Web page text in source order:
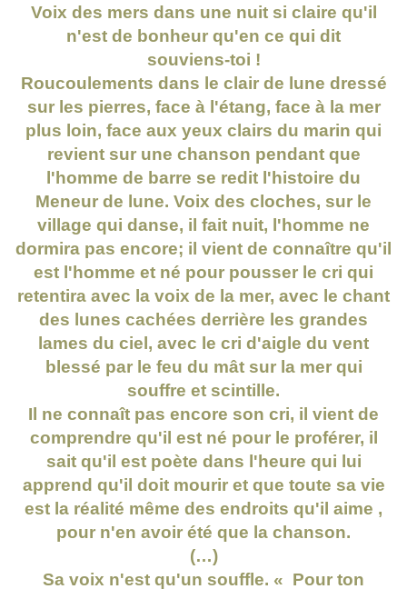
Voix des mers dans une nuit si claire qu'il
n'est de bonheur qu'en ce qui dit
souviens-toi !
Roucoulements dans le clair de lune dressé
sur les pierres, face à l'étang, face à la mer
plus loin, face aux yeux clairs du marin qui
revient sur une chanson pendant que
l'homme de barre se redit l'histoire du
Meneur de lune. Voix des cloches, sur le
village qui danse, il fait nuit, l'homme ne
dormira pas encore; il vient de connaître qu'il
est l'homme et né pour pousser le cri qui
retentira avec la voix de la mer, avec le chant
des lunes cachées derrière les grandes
lames du ciel, avec le cri d'aigle du vent
blessé par le feu du mât sur la mer qui
souffre et scintille.
Il ne connaît pas encore son cri, il vient de
comprendre qu'il est né pour le proférer, il
sait qu'il est poète dans l'heure qui lui
apprend qu'il doit mourir et que toute sa vie
est la réalité même des endroits qu'il aime ,
pour n'en avoir été que la chanson.
(…)
Sa voix n'est qu'un souffle. « Pour ton